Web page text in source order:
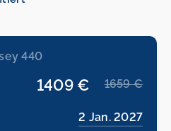
440
1409 € 1659 €
2 Jan. 2027